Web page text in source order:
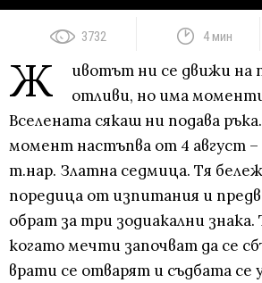
3732 4 мин
Ж
ивотът ни се движи на
отливи, но има
Вселената сякаш ни подава
момент настъпва от 4 август –
т.нар. Златна седмица. Тя
поредица от изпитания и
обрат за три зодиакални знака.
когато мечти започват да се
врати се отварят и съдбата се